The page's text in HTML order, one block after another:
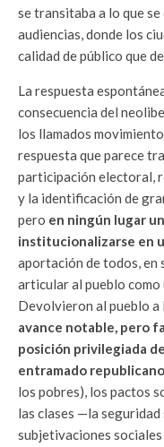
se transitaba a lo que
audiencias, donde los
calidad de público que
La respuesta
consecuencia del
los llamados
respuesta que parece
participación electoral,
y la identificación de
pero en ningún lugar
institucionalizarse en
aportación de todos, en
articular al pueblo
Devolvieron al pueblo a
avance notable, pero
posición privilegiada
entramado republicano
los pobres), los pactos
las clases —la
subjetivaciones